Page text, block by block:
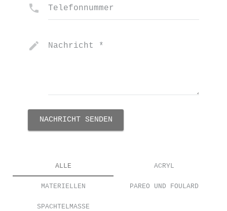
Telefonnummer
Nachricht *
NACHRICHT SENDEN
ALLE ACRYL
MATERIELLEN PAREO UND FOULARD
SPACHTELMASSE